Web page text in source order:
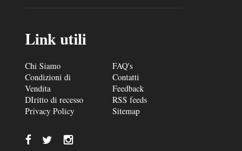
Link utili
Chi Siamo
Condizioni di
Vendita
DIritto di recesso
Privacy Policy
FAQ's
Contatti
Feedback
RSS feeds
Sitemap